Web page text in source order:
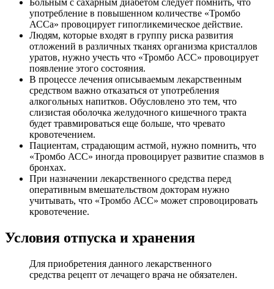
употребление в повышенном количестве «Тромбо
АССа» провоцирует гипогликемическое действие.
Людям, которые входят в группу риска развития
отложений в различных тканях организма кристаллов
уратов, нужно учесть что «Тромбо АСС» провоцирует
появление этого состояния.
В процессе лечения описываемым лекарственным
средством важно отказаться от употребления
алкогольных напитков. Обусловлено это тем, что
слизистая оболочка желудочного кишечного тракта
будет травмироваться еще больше, что чревато
кровотечением.
Пациентам, страдающим астмой, нужно помнить, что
«Тромбо АСС» иногда провоцирует развитие спазмов в
бронхах.
При назначении лекарственного средства перед
оперативным вмешательством докторам нужно
учитывать, что «Тромбо АСС» может спровоцировать
кровотечение.
Условия отпуска и хранения
Для приобретения данного лекарственного
средства рецепт от лечащего врача не обязателен.